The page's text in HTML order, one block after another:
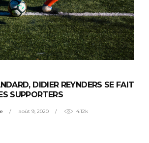
DIDIER REYNDERS SE FAIT
SUPPORTERS
août 9, 2020 4.12k